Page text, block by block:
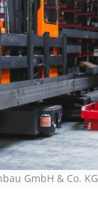
GmbH & Co. KG